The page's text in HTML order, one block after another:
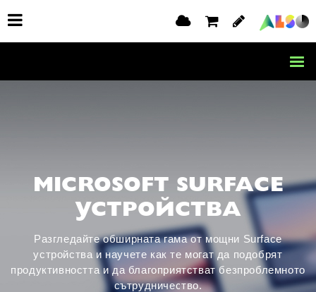
MICROSOFT SURFACE
УСТРОЙСТВА
Разгледайте обширната гама от мощни Surface
устройства и научете как те могат да подобрят
продуктивността и да благоприятстват безпроблемното
сътрудничество.